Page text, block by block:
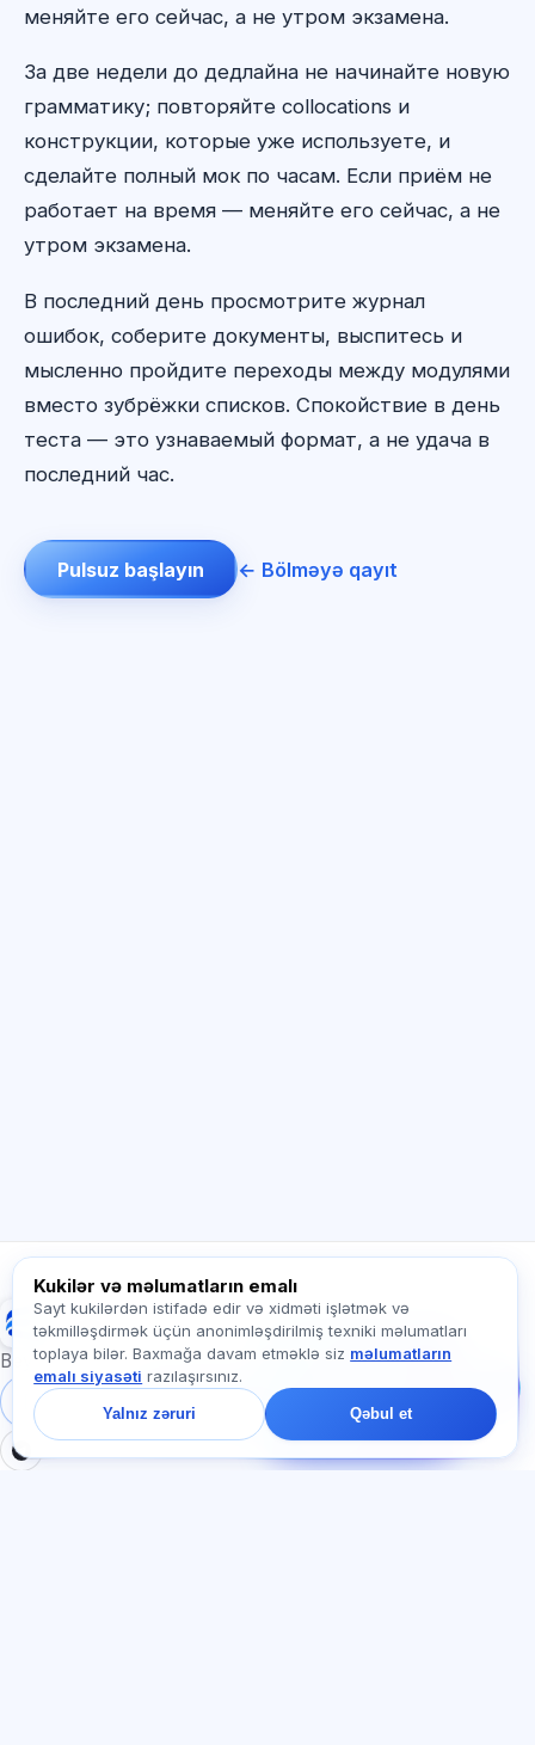
меняйте его сейчас, а не утром экзамена.
За две недели до дедлайна не начинайте новую
грамматику; повторяйте collocations и
конструкции, которые уже используете, и
сделайте полный мок по часам. Если приём не
работает на время — меняйте его сейчас, а не
утром экзамена.
В последний день просмотрите журнал
ошибок, соберите документы, выспитесь и
мысленно пройдите переходы между модулями
вместо зубрёжки списков. Спокойствие в день
теста — это узнаваемый формат, а не удача в
последний час.
Pulsuz başlayın ← Bölməyə qayıt
Exalify
Beynəlxalq dil imtahanlarına hazırlıq
Daxil ol
Qeydiyyat
Bizə yazın!
Tariflər, imtahanlar və
barədə soruşun — çatda
bir dəqiqə ərzində
cavab veririk.
Kukilər və məlumatların emalı
Sayt kukilərdən istifadə edir və xidməti işlətmək və
təkmilləşdirmək üçün anonimləşdirilmiş texniki məlumatları
toplaya bilər. Baxmağa davam etməklə siz məlumatların
emalı siyasəti razılaşırsınız.
Yalnız zəruri Qəbul et